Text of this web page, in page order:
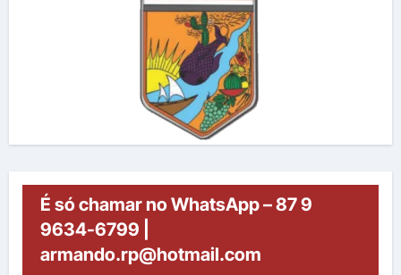
É só chamar no WhatsApp – 87 9
9634-6799 |
armando.rp@hotmail.com